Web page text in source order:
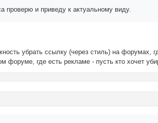
проверю и приведу к актуальному виду.
убрать ссылку (через стиль) на
форуме, где есть рекламе - пусть кто хочет